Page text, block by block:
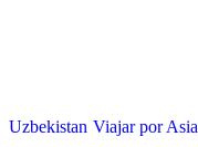
Uzbekistan Viajar por Asia